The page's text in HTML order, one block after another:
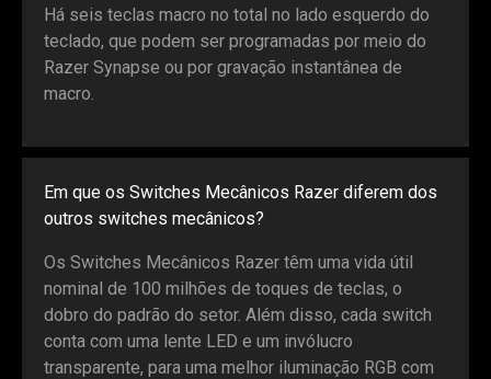
Há seis teclas macro no total no lado esquerdo do
teclado, que podem ser programadas por meio do
Razer Synapse ou por gravação instantânea de
macro.
Em que os Switches Mecânicos Razer diferem dos
outros switches mecânicos?
Os Switches Mecânicos Razer têm uma vida útil
nominal de 100 milhões de toques de teclas, o
dobro do padrão do setor. Além disso, cada switch
conta com uma lente LED e um invólucro
transparente, para uma melhor iluminação RGB com